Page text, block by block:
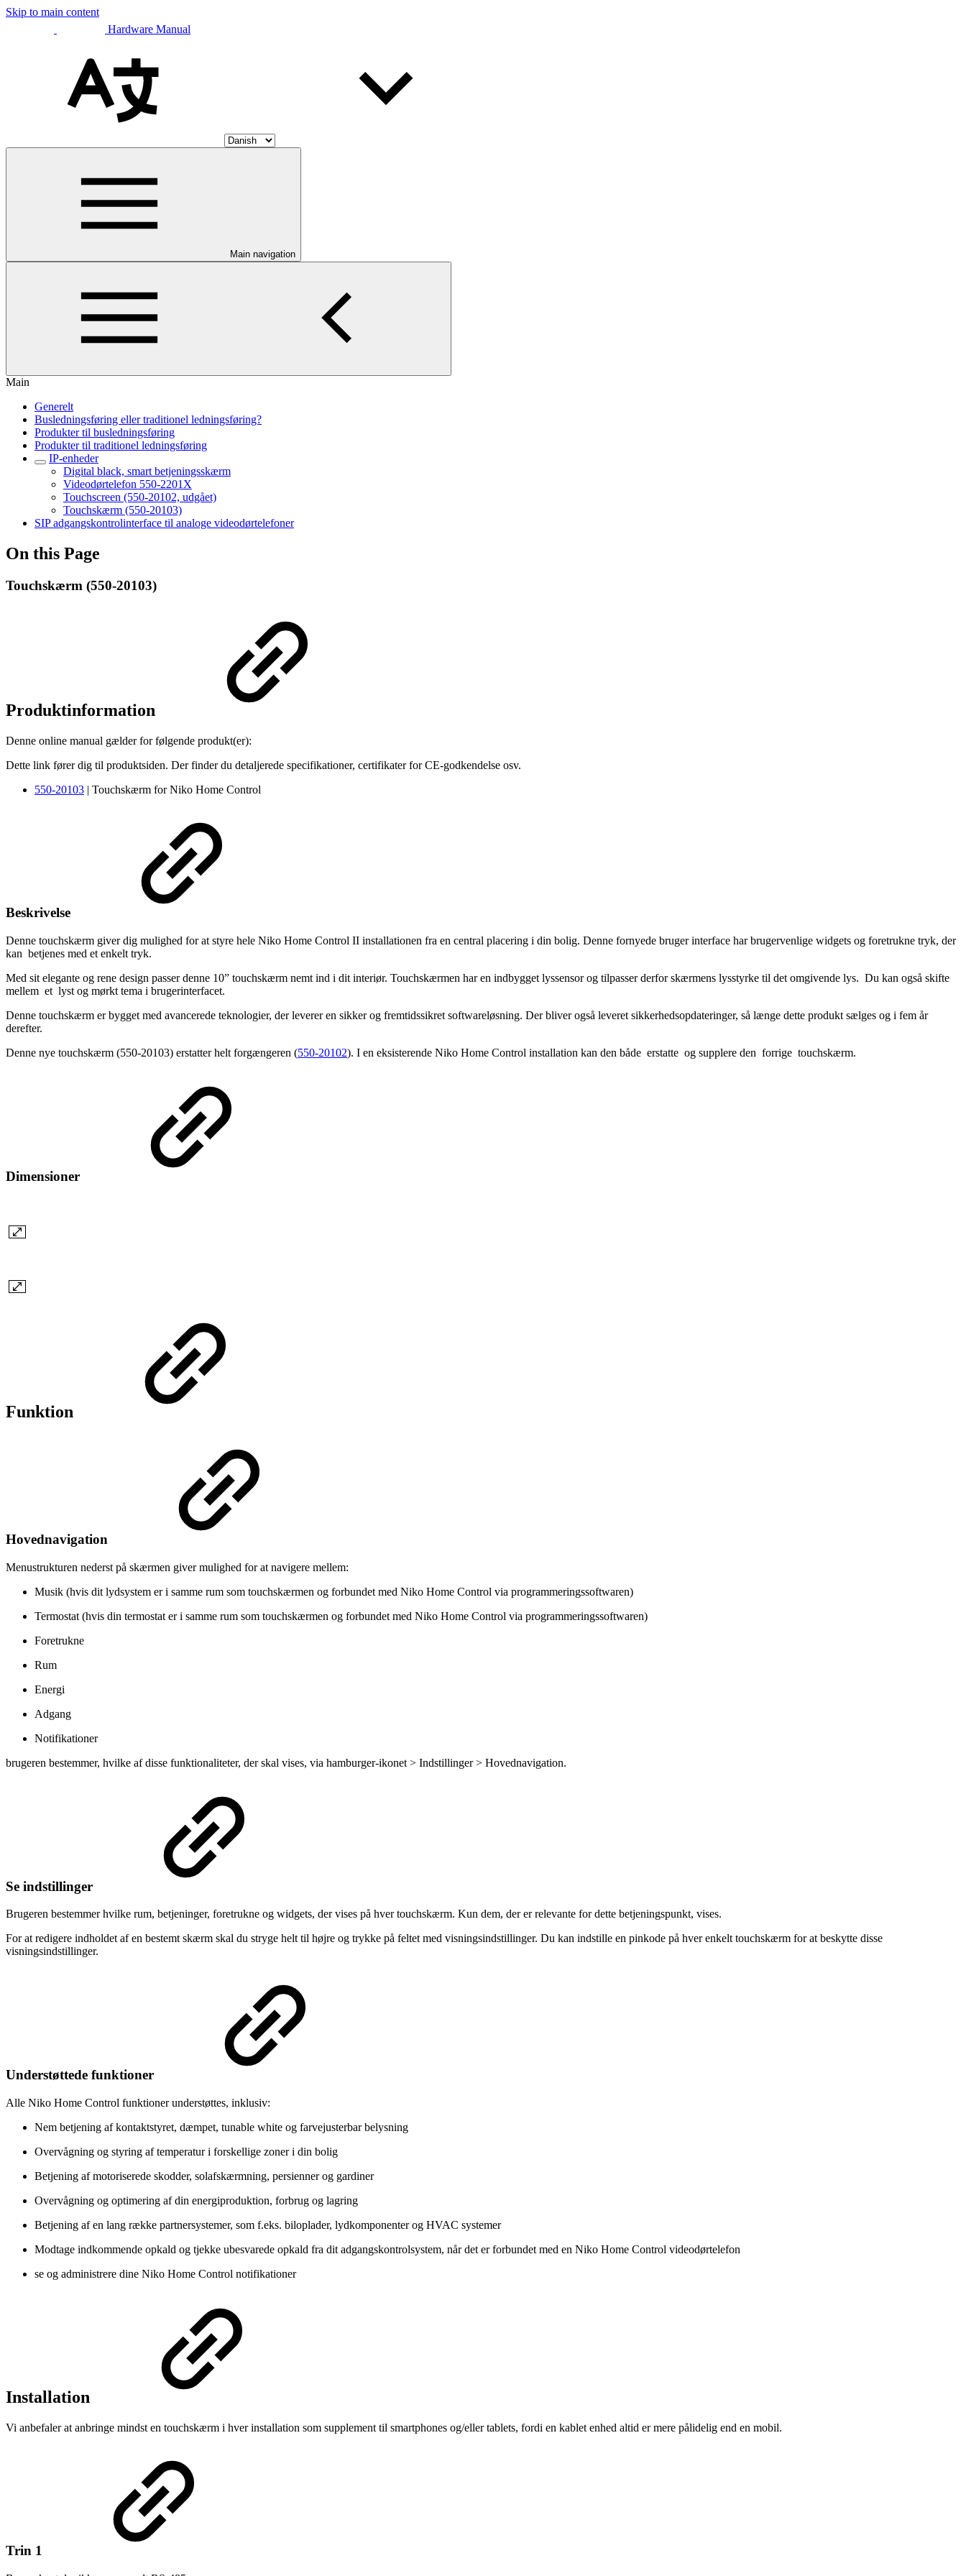
Skip to main content
Hardware Manual
Main navigation
Main
Generelt
Busledningsføring eller traditionel ledningsføring?
Produkter til busledningsføring
Produkter til traditionel ledningsføring
IP-enheder
Digital black, smart betjeningsskærm
Videodørtelefon 550-2201X
Touchscreen (550-20102, udgået)
Touchskærm (550-20103)
SIP adgangskontrolinterface til analoge videodørtelefoner
On this Page
Touchskærm (550-20103)
Produktinformation
Denne online manual gælder for følgende produkt(er):
Dette link fører dig til produktsiden. Der finder du detaljerede specifikationer, certifikater for CE-godkendelse osv.
550-20103 | Touchskærm for Niko Home Control
Beskrivelse
Denne touchskærm giver dig mulighed for at styre hele Niko Home Control II installationen fra en central placering i din bolig. Denne fornyede bruger interface har brugervenlige widgets og foretrukne tryk, der
kan betjenes med et enkelt tryk.
Med sit elegante og rene design passer denne 10” touchskærm nemt ind i dit interiør. Touchskærmen har en indbygget lyssensor og tilpasser derfor skærmens lysstyrke til det omgivende lys. Du kan også skifte
mellem et lyst og mørkt tema i brugerinterfacet.
Denne touchskærm er bygget med avancerede teknologier, der leverer en sikker og fremtidssikret softwareløsning. Der bliver også leveret sikkerhedsopdateringer, så længe dette produkt sælges og i fem år
derefter.
Denne nye touchskærm (550-20103) erstatter helt forgængeren (550-20102). I en eksisterende Niko Home Control installation kan den både erstatte og supplere den forrige touchskærm.
Dimensioner
Funktion
Hovednavigation
Menustrukturen nederst på skærmen giver mulighed for at navigere mellem:
Musik (hvis dit lydsystem er i samme rum som touchskærmen og forbundet med Niko Home Control via programmeringssoftwaren)
Termostat (hvis din termostat er i samme rum som touchskærmen og forbundet med Niko Home Control via programmeringssoftwaren)
Foretrukne
Rum
Energi
Adgang
Notifikationer
brugeren bestemmer, hvilke af disse funktionaliteter, der skal vises, via hamburger-ikonet > Indstillinger > Hovednavigation.
Se indstillinger
Brugeren bestemmer hvilke rum, betjeninger, foretrukne og widgets, der vises på hver touchskærm. Kun dem, der er relevante for dette betjeningspunkt, vises.
For at redigere indholdet af en bestemt skærm skal du stryge helt til højre og trykke på feltet med visningsindstillinger. Du kan indstille en pinkode på hver enkelt touchskærm for at beskytte disse
visningsindstillinger.
Understøttede funktioner
Alle Niko Home Control funktioner understøttes, inklusiv:
Nem betjening af kontaktstyret, dæmpet, tunable white og farvejusterbar belysning
Overvågning og styring af temperatur i forskellige zoner i din bolig
Betjening af motoriserede skodder, solafskærmning, persienner og gardiner
Overvågning og optimering af din energiproduktion, forbrug og lagring
Betjening af en lang række partnersystemer, som f.eks. biloplader, lydkomponenter og HVAC systemer
Modtage indkommende opkald og tjekke ubesvarede opkald fra dit adgangskontrolsystem, når det er forbundet med en Niko Home Control videodørtelefon
se og administrere dine Niko Home Control notifikationer
Installation
Vi anbefaler at anbringe mindst en touchskærm i hver installation som supplement til smartphones og/eller tablets, fordi en kablet enhed altid er mere pålidelig end en mobil.
Trin 1